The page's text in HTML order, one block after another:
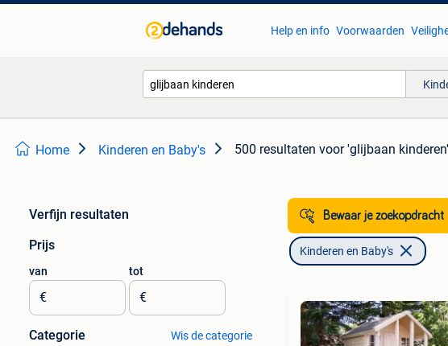
Help en info Voorwaarden
Home Kinderen en Baby's 500 resultaten voor 'glijbaan kinderen'
Verfijn resultaten
Prijs
van
€
tot
€
Categorie Wis de categorie
Bewaar je zoekopdracht
Kinderen en Baby's